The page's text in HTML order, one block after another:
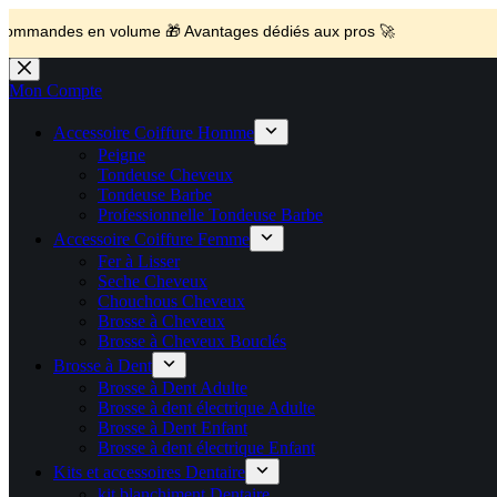
volume 🎁 Avantages dédiés aux pros 🚀
🚚 Livraison Gratuite en Europe Expédition en 48h 📦 Pensé
🔥 Déjà adopté par les pros 👉 Passez en Espace Pro B2B 📦
Passer
au
Mon Compte
Accessoire Coiffure Homme
Peigne
Tondeuse Cheveux
Tondeuse Barbe
Professionnelle Tondeuse Barbe
Accessoire Coiffure Femme
Fer à Lisser
Seche Cheveux
Chouchous Cheveux
Brosse à Cheveux
Brosse à Cheveux Bouclés
Brosse à Dent
Brosse à Dent Adulte
Brosse à dent électrique Adulte
Brosse à Dent Enfant
Brosse à dent électrique Enfant
Kits et accessoires Dentaire